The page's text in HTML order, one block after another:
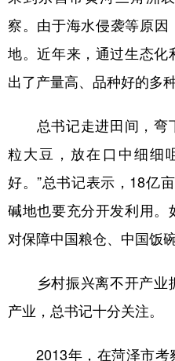
察。由于海水侵袭等原因
地。近年来，通过生态化
出了产量高、品种好的多
总书记走进田间，弯
粒大豆，放在口中细细
好。”总书记表示，18亿
碱地也要充分开发利用。
对保障中国粮仓、中国饭
乡村振兴离不开产业
产业，总书记十分关注。
2013年，在菏泽市考